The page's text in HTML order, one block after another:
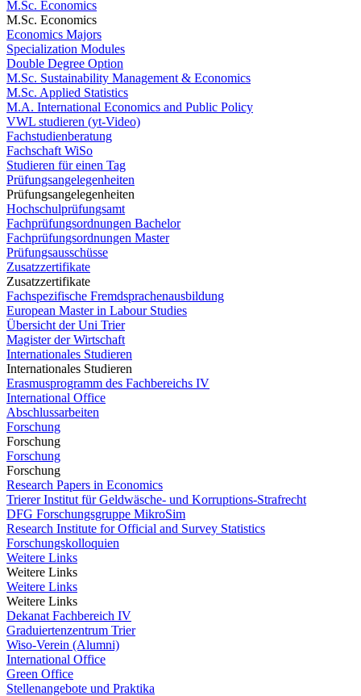
M.Sc. Economics
M.Sc. Economics
Economics Majors
Specialization Modules
Double Degree Option
M.Sc. Sustainability Management & Economics
M.Sc. Applied Statistics
M.A. International Economics and Public Policy
VWL studieren (yt-Video)
Fachstudienberatung
Fachschaft WiSo
Studieren für einen Tag
Prüfungsangelegenheiten
Prüfungsangelegenheiten
Hochschulprüfungsamt
Fachprüfungsordnungen Bachelor
Fachprüfungsordnungen Master
Prüfungsausschüsse
Zusatzzertifikate
Zusatzzertifikate
Fachspezifische Fremdsprachenausbildung
European Master in Labour Studies
Übersicht der Uni Trier
Magister der Wirtschaft
Internationales Studieren
Internationales Studieren
Erasmusprogramm des Fachbereichs IV
International Office
Abschlussarbeiten
Forschung
Forschung
Forschung
Forschung
Research Papers in Economics
Trierer Institut für Geldwäsche- und Korruptions-Strafrecht
DFG Forschungsgruppe MikroSim
Research Institute for Official and Survey Statistics
Forschungskolloquien
Weitere Links
Weitere Links
Weitere Links
Weitere Links
Dekanat Fachbereich IV
Graduiertenzentrum Trier
Wiso-Verein (Alumni)
International Office
Green Office
Stellenangebote und Praktika